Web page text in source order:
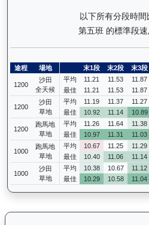
以下所有分段時間
第五班 的標準段
途程 場地 末1段 末2段 末3段
1200
沙田
全天候
平均 11.21 11.53 11.87
最佳
11.21 11.53 11.87
1200
沙田
草地
平均 11.19 11.37 11.27
最佳
10.92 11.14 10.89
1200
跑馬地
草地
平均 11.26 11.64 11.38
最佳
10.97 11.31 11.03
1000
跑馬地
草地
平均 10.67 11.25 11.29
最佳
10.40 11.06 11.14
1000
沙田
草地
平均 10.38 10.67 11.12
最佳
10.29 10.58 11.04